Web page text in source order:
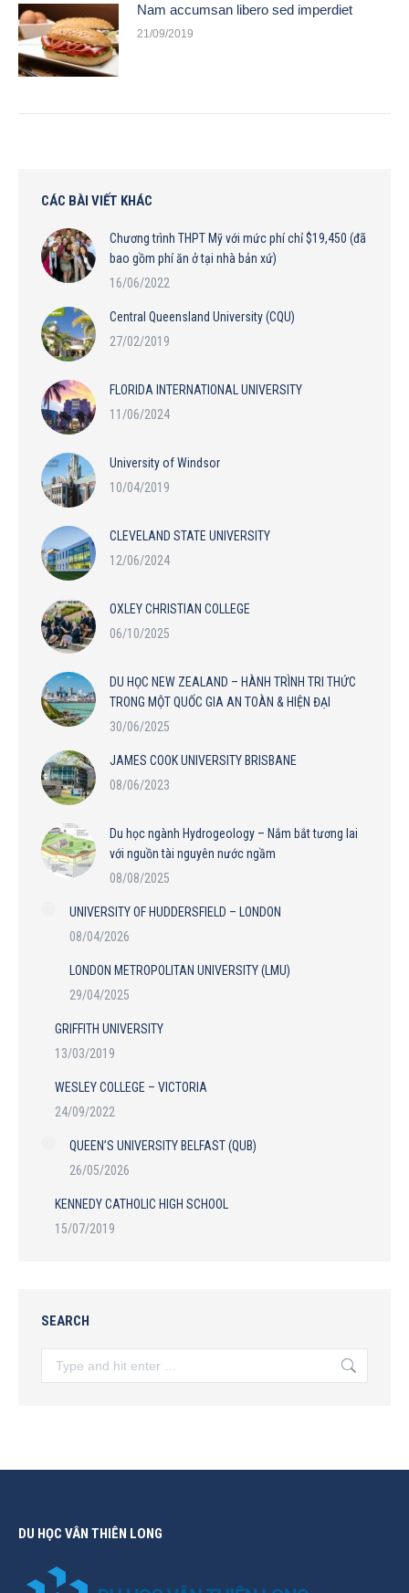
Nam accumsan libero sed imperdiet
21/09/2019
CÁC BÀI VIẾT KHÁC
Chương trình THPT Mỹ với mức phí chỉ $19,450 (đã
bao gồm phí ăn ở tại nhà bản xứ)
16/06/2022
Central Queensland University (CQU)
27/02/2019
FLORIDA INTERNATIONAL UNIVERSITY
11/06/2024
University of Windsor
10/04/2019
CLEVELAND STATE UNIVERSITY
12/06/2024
OXLEY CHRISTIAN COLLEGE
06/10/2025
DU HỌC NEW ZEALAND – HÀNH TRÌNH TRI THỨC
TRONG MỘT QUỐC GIA AN TOÀN & HIỆN ĐẠI
30/06/2025
JAMES COOK UNIVERSITY BRISBANE
08/06/2023
Du học ngành Hydrogeology – Nắm bắt tương lai
với nguồn tài nguyên nước ngầm
08/08/2025
UNIVERSITY OF HUDDERSFIELD – LONDON
08/04/2026
LONDON METROPOLITAN UNIVERSITY (LMU)
29/04/2025
GRIFFITH UNIVERSITY
13/03/2019
WESLEY COLLEGE – VICTORIA
24/09/2022
QUEEN’S UNIVERSITY BELFAST (QUB)
26/05/2026
KENNEDY CATHOLIC HIGH SCHOOL
15/07/2019
SEARCH
DU HỌC VÂN THIÊN LONG